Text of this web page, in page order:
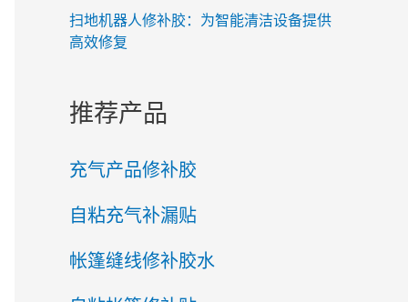
扫地机器人修补胶：为智能清洁设备提供
高效修复
推荐产品
充气产品修补胶
自粘充气补漏贴
帐篷缝线修补胶水